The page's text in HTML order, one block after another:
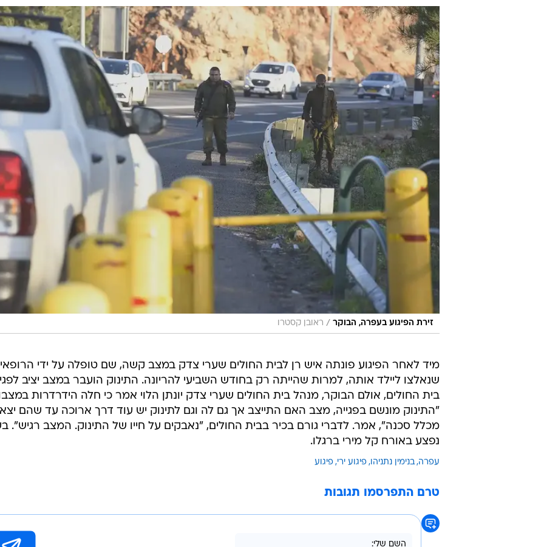
זירת הפיגוע בעפרה, הבוקר / ראובן קסטרו
מיד לאחר הפיגוע פונתה איש רן לבית החולים שערי צדק במצב קשה, שם טופלה על ידי
שנאלצו ליילד אותה, למרות שהייתה רק בחודש השביעי להריונה. התינוק הועבר במצב יציב
בית החולים, אולם הבוקר, מנהל בית החולים שערי צדק יונתן הלוי אמר כי חלה הידרדרות
"התינוק מונשם בפגייה, מצב האם התייצב אך גם לה וגם לתינוק יש עוד דרך ארוכה עד שהם
מכלל סכנה", אמר. לדברי גורם בכיר בבית החולים, "נאבקים על חייו של התינוק. המצב רגיש".
נפצע באורח קל מירי ברגלו.
עפרה בנימין נתניהו פיגוע ירי פיגוע
טרם התפרסמו תגובות